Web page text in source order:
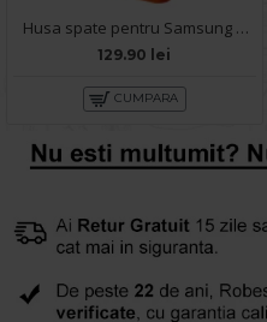
Husa spate pentru Samsung Galaxy S26 Ultra Matte Case Magsafe - Semitransparent/Orange
129.90 lei
CUMPARA